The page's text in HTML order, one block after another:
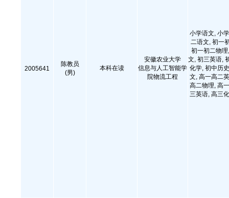
2005641
陈教员
(男)
本科在读
安徽农业大学
信息与人工智能学
院物流工程
小学语文, 小
二语文, 初一
初一初二物
文, 初三英语,
化学, 初中历
文, 高一高二
高二物理, 高
三英语, 高三